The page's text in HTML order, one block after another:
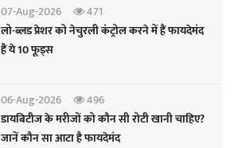
07-Aug-2026
471
लो-ब्लड प्रेशर को नेचुरली कंट्रोल करने में हैं फायदेमंद
हैं ये 10 फूड्स
06-Aug-2026
496
डायबिटीज के मरीजों को कौन सी रोटी खानी चाहिए?
जानें कौन सा आटा है फायदेमंद